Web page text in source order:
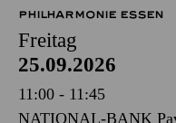
PHILHARMONIE ESSEN
Freitag
25.09.2026
11:00 - 11:45
NATIONAL-BANK